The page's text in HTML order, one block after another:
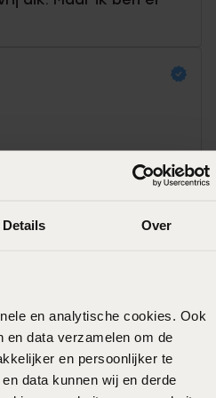
Details Over
en analytische cookies. Ook
en data verzamelen om de
en persoonlijker te
data kunnen wij en derde
jou